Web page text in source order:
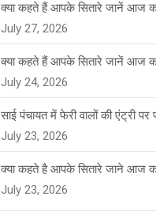
क्या कहते हैं आपके सितारे जानें आज
July 27, 2026
क्या कहते हैं आपके सितारे जानें आज
July 24, 2026
साई पंचायत में फेरी वालों की एंट्री
July 23, 2026
क्या कहते है आपके सितारे जाने आज
July 23, 2026